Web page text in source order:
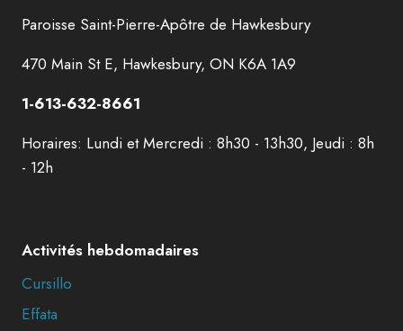
Paroisse Saint-Pierre-Apôtre de Hawkesbury
470 Main St E, Hawkesbury, ON K6A 1A9
1-613-632-8661
Horaires: Lundi et Mercredi : 8h30 - 13h30, Jeudi : 8h
- 12h
Activités hebdomadaires
Cursillo
Effata